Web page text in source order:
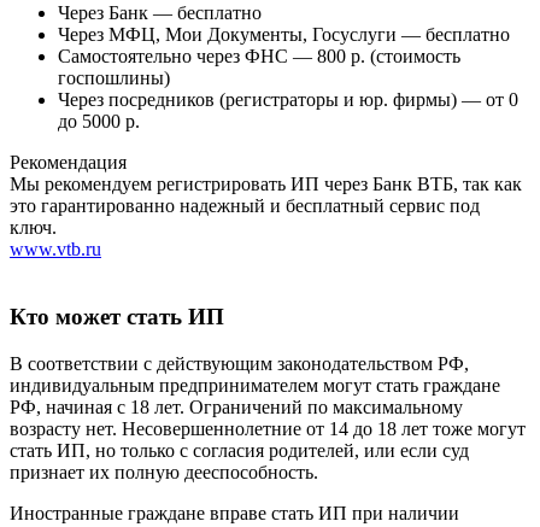
Через Банк — бесплатно
Через МФЦ, Мои Документы, Госуслуги — бесплатно
Самостоятельно через ФНС — 800 р. (стоимость
госпошлины)
Через посредников (регистраторы и юр. фирмы) — от 0
до 5000 р.
Рекомендация
Мы рекомендуем регистрировать ИП через Банк ВТБ, так как
это гарантированно надежный и бесплатный сервис под
ключ.
www.vtb.ru
Кто может стать ИП
В соответствии с действующим законодательством РФ,
индивидуальным предпринимателем могут стать граждане
РФ, начиная с 18 лет. Ограничений по максимальному
возрасту нет. Несовершеннолетние от 14 до 18 лет тоже могут
стать ИП, но только с согласия родителей, или если суд
признает их полную дееспособность.
Иностранные граждане вправе стать ИП при наличии